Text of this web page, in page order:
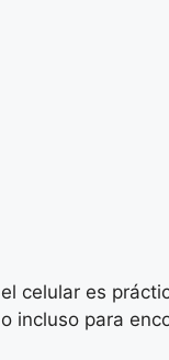
celular es
incluso para